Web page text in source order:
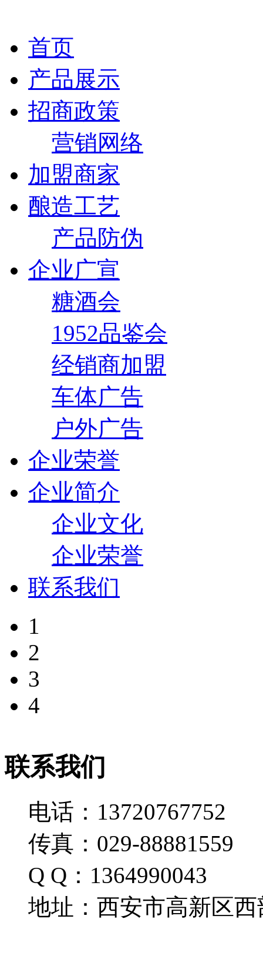
首页
产品展示
招商政策
营销网络
加盟商家
酿造工艺
产品防伪
企业广宣
糖酒会
1952品鉴会
经销商加盟
车体广告
户外广告
企业荣誉
企业简介
企业文化
企业荣誉
联系我们
1
2
3
4
联系我们
电话：13720767752
传真：029-88881559
Q Q：1364990043
地址：西安市高新区西